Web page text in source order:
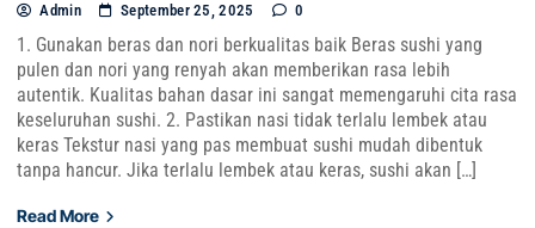
Admin September 25, 2025 0
1. Gunakan beras dan nori berkualitas baik Beras sushi yang
pulen dan nori yang renyah akan memberikan rasa lebih
autentik. Kualitas bahan dasar ini sangat memengaruhi cita rasa
keseluruhan sushi. 2. Pastikan nasi tidak terlalu lembek atau
keras Tekstur nasi yang pas membuat sushi mudah dibentuk
tanpa hancur. Jika terlalu lembek atau keras, sushi akan […]
Read More